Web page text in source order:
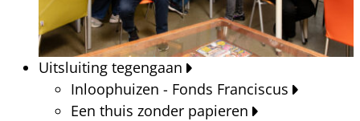
Uitsluiting tegengaan
Inloophuizen - Fonds Franciscus
Een thuis zonder papieren